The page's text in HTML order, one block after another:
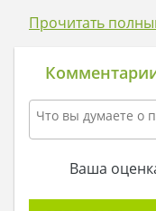
картину
просторные
перегородки
центре сможет
холода.
возможности
Прочитать
Ваша